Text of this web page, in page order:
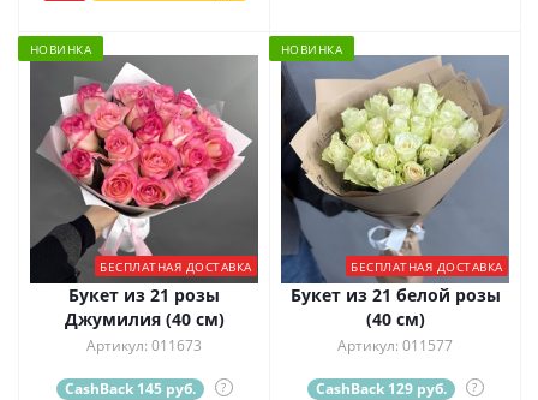
НОВИНКА
БЕСПЛАТНАЯ ДОСТАВКА
Букет из 21 розы
Джумилия (40 см)
Артикул: 011673
CashBack 145 руб. ?
НОВИНКА
БЕСПЛАТНАЯ ДОСТАВКА
Букет из 21 белой розы
(40 см)
Артикул: 011577
CashBack 129 руб. ?